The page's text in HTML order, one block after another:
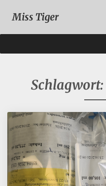
Miss Tiger
Schlagwort: